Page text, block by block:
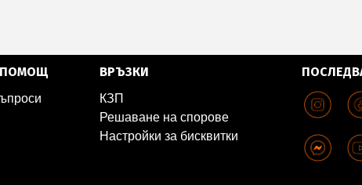
ПОМОЩ ВРЪЗКИ
КЗП
Решаване на спорове
Настройки за бисквитки